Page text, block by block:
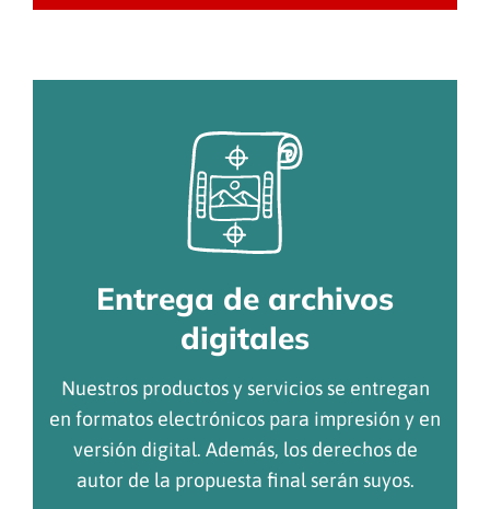
Entrega de archivos
digitales
Nuestros productos y servicios se entregan
en formatos electrónicos para impresión y en
versión digital. Además, los derechos de
autor de la propuesta final serán suyos.